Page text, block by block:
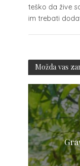
teško da žive
im trebati
Možda vas